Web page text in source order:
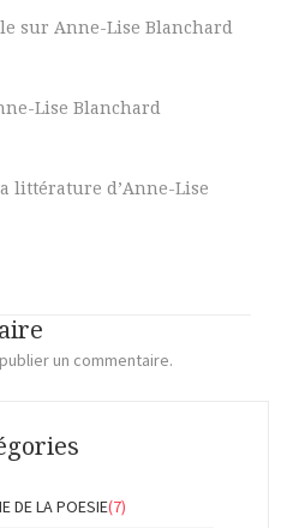
sur Anne-Lise Blanchard
Lise Blanchard
littérature d’Anne-Lise
un commentaire.
DE LA POESIE(7)